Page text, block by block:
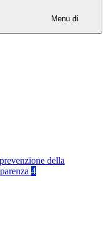
Menu di
della
4